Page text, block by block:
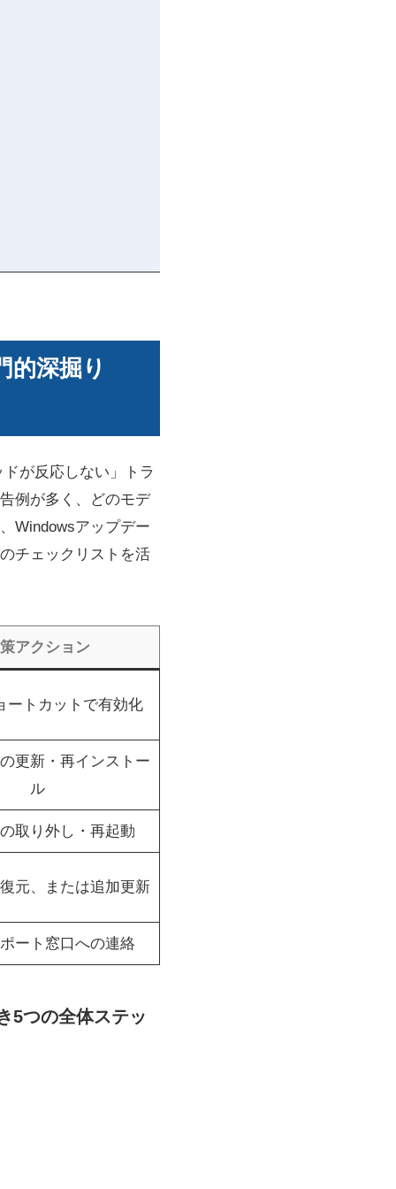
的深掘り
が反応しない」トラ
例が多く、どのモデ
Windowsアップデー
チェックリストを活
アクション
ートカットで有効化
更新・再インストー
ル
取り外し・再起動
元、または追加更新
ート窓口への連絡
5つの全体ステッ